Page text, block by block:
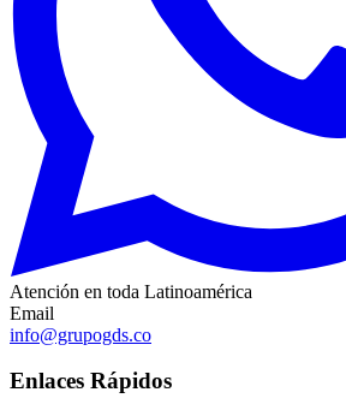
Atención en toda Latinoamérica
Email
info@grupogds.co
Enlaces Rápidos